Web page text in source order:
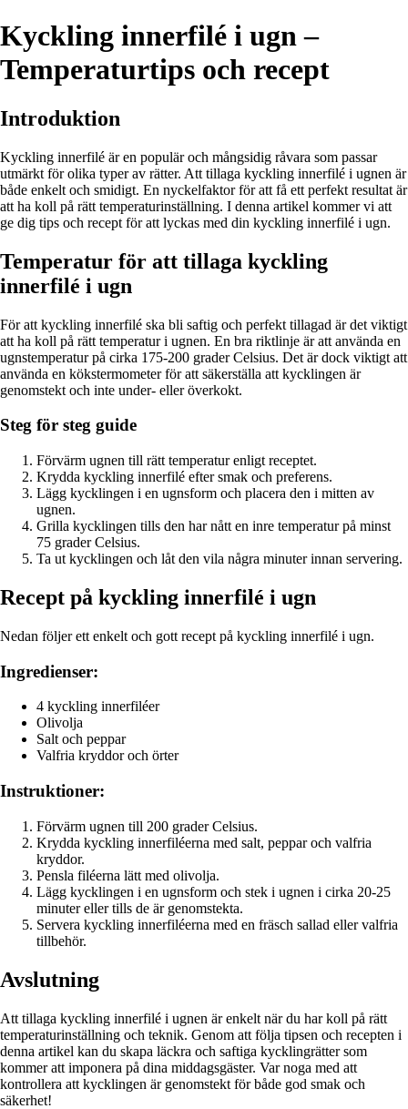
Kyckling innerfilé i ugn –
Temperaturtips och recept
Introduktion
Kyckling innerfilé är en populär och mångsidig råvara som passar
utmärkt för olika typer av rätter. Att tillaga kyckling innerfilé i ugnen är
både enkelt och smidigt. En nyckelfaktor för att få ett perfekt resultat är
att ha koll på rätt temperaturinställning. I denna artikel kommer vi att
ge dig tips och recept för att lyckas med din kyckling innerfilé i ugn.
Temperatur för att tillaga kyckling
innerfilé i ugn
För att kyckling innerfilé ska bli saftig och perfekt tillagad är det viktigt
att ha koll på rätt temperatur i ugnen. En bra riktlinje är att använda en
ugnstemperatur på cirka 175-200 grader Celsius. Det är dock viktigt att
använda en kökstermometer för att säkerställa att kycklingen är
genomstekt och inte under- eller överkokt.
Steg för steg guide
Förvärm ugnen till rätt temperatur enligt receptet.
Krydda kyckling innerfilé efter smak och preferens.
Lägg kycklingen i en ugnsform och placera den i mitten av
ugnen.
Grilla kycklingen tills den har nått en inre temperatur på minst
75 grader Celsius.
Ta ut kycklingen och låt den vila några minuter innan servering.
Recept på kyckling innerfilé i ugn
Nedan följer ett enkelt och gott recept på kyckling innerfilé i ugn.
Ingredienser:
4 kyckling innerfiléer
Olivolja
Salt och peppar
Valfria kryddor och örter
Instruktioner:
Förvärm ugnen till 200 grader Celsius.
Krydda kyckling innerfiléerna med salt, peppar och valfria
kryddor.
Pensla filéerna lätt med olivolja.
Lägg kycklingen i en ugnsform och stek i ugnen i cirka 20-25
minuter eller tills de är genomstekta.
Servera kyckling innerfiléerna med en fräsch sallad eller valfria
tillbehör.
Avslutning
Att tillaga kyckling innerfilé i ugnen är enkelt när du har koll på rätt
temperaturinställning och teknik. Genom att följa tipsen och recepten i
denna artikel kan du skapa läckra och saftiga kycklingrätter som
kommer att imponera på dina middagsgäster. Var noga med att
kontrollera att kycklingen är genomstekt för både god smak och
säkerhet!